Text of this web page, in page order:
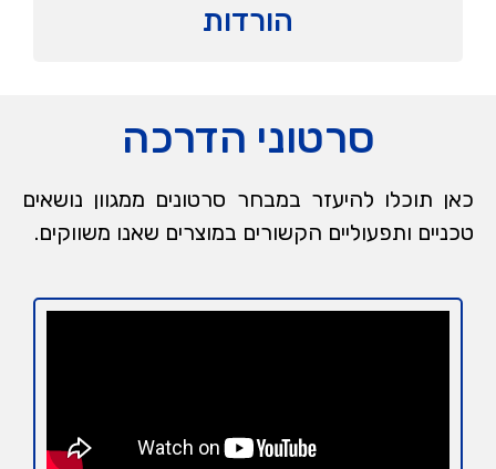
הורדות
סרטוני הדרכה
כאן תוכלו להיעזר במבחר סרטונים ממגוון נושאים
טכניים ותפעוליים הקשורים במוצרים שאנו משווקים.